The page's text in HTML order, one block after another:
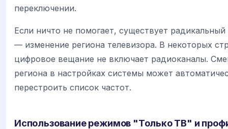
переключении.
Если ничто не помогает, существует
— изменение региона телевизора. В некоторых
цифровое вещание не включает радиоканалы.
региона в настройках системы может
перестроить список частот.
Использование режимов "Только ТВ" и